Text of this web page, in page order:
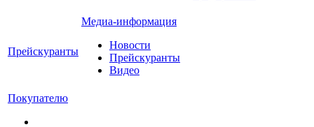
Прейскуранты
Медиа-информация
Новости
Прейскуранты
Видео
Покупателю